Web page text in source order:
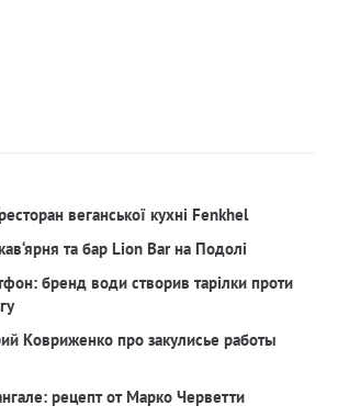
веганської кухні Fenkhel
та бар Lion Bar на Подолі
бренд води створив тарілки проти
Ковриженко про закулисье работы
рецепт от Марко Черветти